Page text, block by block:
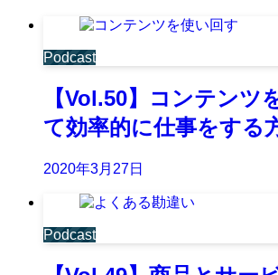
Podcast
【Vol.50】コンテンツ
て効率的に仕事をする
2020年3月27日
Podcast